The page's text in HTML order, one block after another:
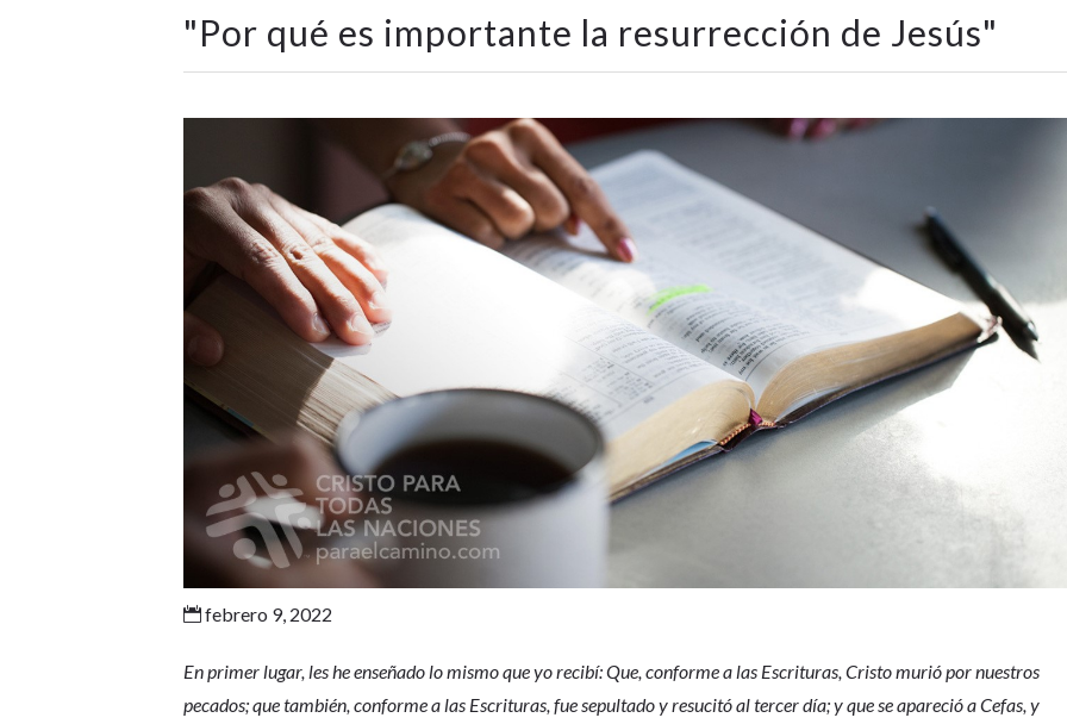
"Por qué es importante la resurrección de Jesús"
 febrero 9, 2022
En primer lugar, les he enseñado lo mismo que yo recibí: Que, conforme a las Escrituras, Cristo murió por nuestros
pecados; que también, conforme a las Escrituras, fue sepultado y resucitó al tercer día; y que se apareció a Cefas, y